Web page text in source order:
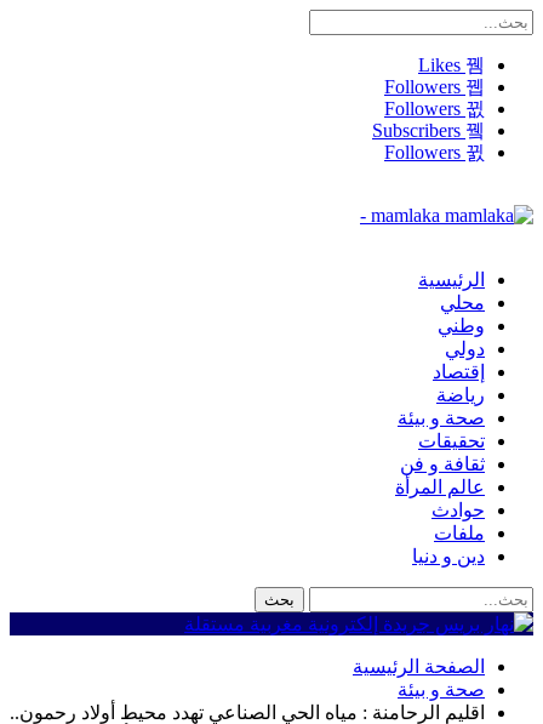
mamlaka -
الرئيسية
محلي
وطني
دولي
إقتصاد
رياضة
صحة و بيئة
تحقيقات
ثقافة و فن
عالم المرأة
حوادث
ملفات
دين و دنيا
الصفحة الرئيسية
صحة و بيئة
اقليم الرحامنة : مياه الحي الصناعي تهدد محيط أولاد رحمون..